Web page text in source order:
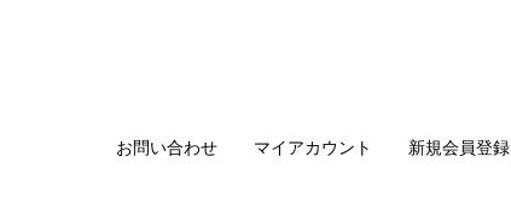
お問い合わせ マイアカウント 新規会員登録